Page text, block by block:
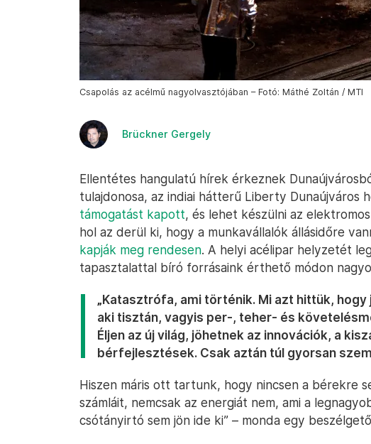
Csapolás az acélmű nagyolvasztójában – Fotó: Máthé Zoltán / MTI
Brückner Gergely
Ellentétes hangulatú hírek érkeznek
tulajdonosa, az indiai hátterű Liberty Dunaújváros
támogatást kapott, és lehet készülni az
hol az derül ki, hogy a munkavállalók állásidőre
kapják meg rendesen. A helyi acélipar helyzetét
tapasztalattal bíró forrásaink érthető módon
„Katasztrófa, ami történik. Mi azt hittük,
aki tisztán, vagyis per-, teher- és
Éljen az új világ, jöhetnek az innovációk, a
bérfejlesztések. Csak aztán túl gyorsan
Hiszen máris ott tartunk, hogy nincsen a bérekre
számláit, nemcsak az energiát nem, ami a
csótányirtó sem jön ide ki” – monda egy